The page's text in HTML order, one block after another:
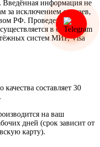
информация не
за исключением случаев,
РФ. Проведение
в строгом
систем МИР, Visa
составляет 30
на ваш
дней (срок зависит от
карту).